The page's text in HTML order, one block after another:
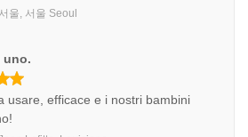
서울, 서울 Seoul
uno.
usare, efficace e i nostri bambini